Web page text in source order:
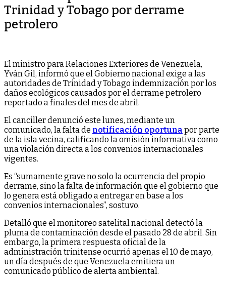
Trinidad y Tobago por derrame
petrolero
El ministro para Relaciones Exteriores de Venezuela,
Yván Gil, informó que el Gobierno nacional exige a las
autoridades de Trinidad y Tobago indemnización por los
daños ecológicos causados por el derrame petrolero
reportado a finales del mes de abril.
El canciller denunció este lunes, mediante un
comunicado, la falta de notificación oportuna por parte
de la isla vecina, calificando la omisión informativa como
una violación directa a los convenios internacionales
vigentes.
Es “sumamente grave no solo la ocurrencia del propio
derrame, sino la falta de información que el gobierno que
lo genera está obligado a entregar en base a los
convenios internacionales”, sostuvo.
Detalló que el monitoreo satelital nacional detectó la
pluma de contaminación desde el pasado 28 de abril. Sin
embargo, la primera respuesta oficial de la
administración trinitense ocurrió apenas el 10 de mayo,
un día después de que Venezuela emitiera un
comunicado público de alerta ambiental.